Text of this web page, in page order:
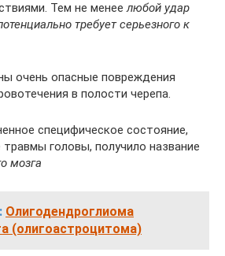
Тем не менеелюбой удар
требует серьезного к
очень опасные повреждения
в полости черепа.
специфическое состояние,
головы, получило название
мозга
Олигодендроглиома
(олигоастроцитома)